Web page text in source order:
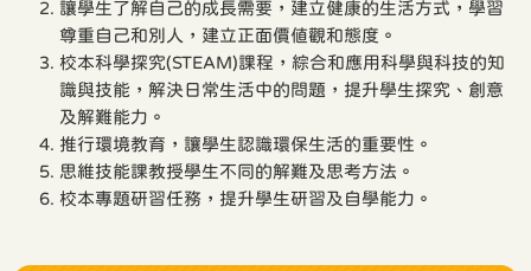
讓學生了解自己的成長需要，建立健康的生活方式，學習
尊重自己和別人，建立正面價值觀和態度。
校本科學探究(STEAM)課程，綜合和應用科學與科技的知
識與技能，解決日常生活中的問題，提升學生探究、創意
及解難能力。
推行環境教育，讓學生認識環保生活的重要性。
思維技能課教授學生不同的解難及思考方法。
校本專題研習任務，提升學生研習及自學能力。